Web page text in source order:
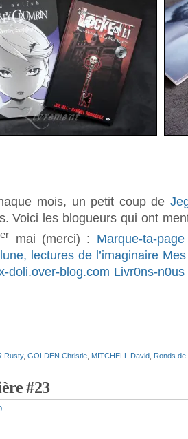
mois, un petit coup de
Voici les blogueurs qui ont
er mai (merci) : Marque-ta-
lectures de l’imaginaire
doli.over-blog.com Livr0ns-
Rusty, GOLDEN Christie MITCHELL David Ronds
#23